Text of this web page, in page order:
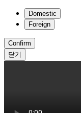
Domestic
Foreign
Confirm
닫기